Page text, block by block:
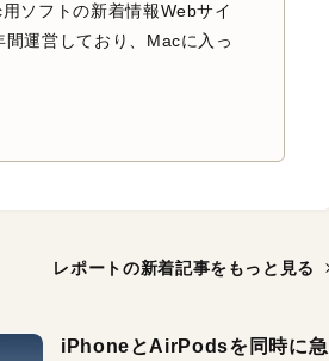
ソフトの新着情報Webサイ
運営しており、Macに入っ
レポートの新着記事をもっと見る
iPhoneとAirPodsを同時に急